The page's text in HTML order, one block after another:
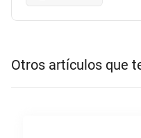
Otros artículos que